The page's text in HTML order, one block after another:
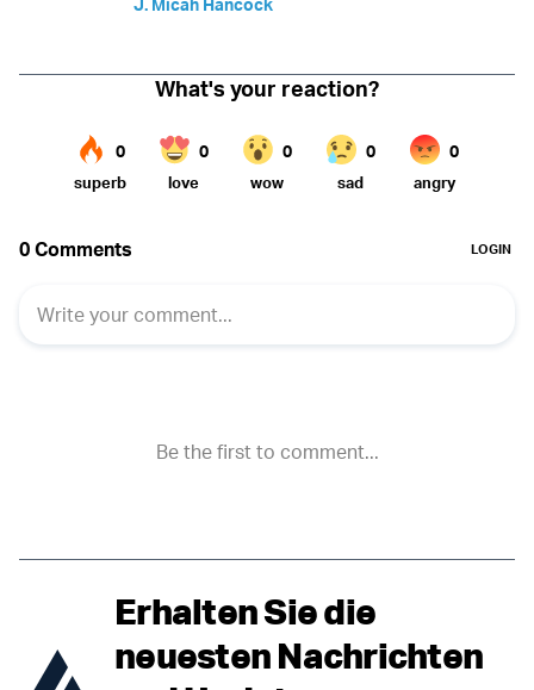
J. Micah Hancock
Erhalten Sie die
neuesten Nachrichten